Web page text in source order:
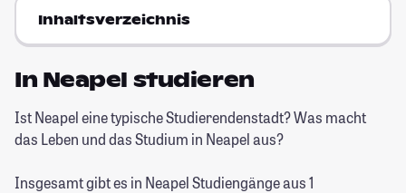
Inhaltsverzeichnis
In Neapel studieren
Ist Neapel eine typische Studierendenstadt? Was macht
das Leben und das Studium in Neapel aus?
Insgesamt gibt es in Neapel Studiengänge aus 1